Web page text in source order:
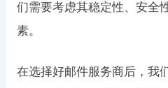
们需要考虑其稳定性、安全
素。
在选择好邮件服务商后，我